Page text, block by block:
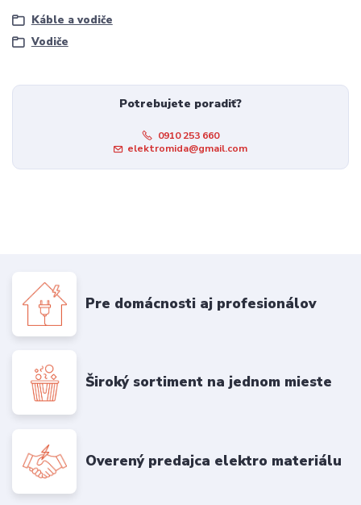
Káble a vodiče
Vodiče
Potrebujete poradiť?
0910 253 660
elektromida@gmail.com
Pre domácnosti aj profesionálov
Široký sortiment na jednom mieste
Overený predajca elektro materiálu